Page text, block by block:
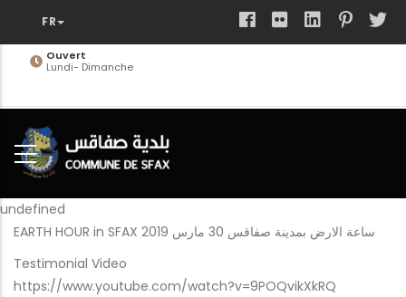
contenuOuvert
Lundi- Dimanche
undefined
EARTH HOUR in SFAX ساعة الارض بمدينة صفاقس 30 مارس 2019
Testimonial Video
https://www.youtube.com/watch?v=9POQvikXkRQ